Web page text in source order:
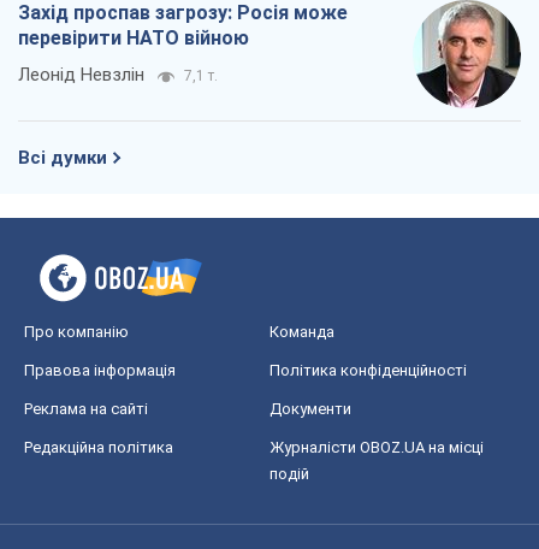
Захід проспав загрозу: Росія може
перевірити НАТО війною
Леонід Невзлін 7,1 т.
Всі думки
Про компанію Команда
Правова інформація Політика конфіденційності
Реклама на сайті Документи
Редакційна політика
Журналісти OBOZ.UA на місці
подій